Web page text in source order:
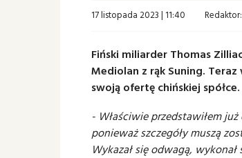
17 listopada 2023 | 11:40 Redaktor:
Fiński miliarder Thomas
Mediolan z rąk Suning. Teraz
swoją ofertę chińskiej spółce.
- Właściwie przedstawiłem
ponieważ szczegóły muszą
Wykazał się odwagą,